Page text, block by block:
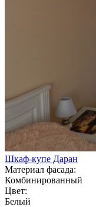
Шкаф-купе Даран
Материал фасада:
Комбинированный
Цвет:
Белый